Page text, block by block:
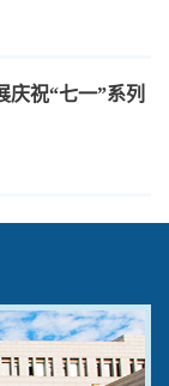
庆祝“七一”系列